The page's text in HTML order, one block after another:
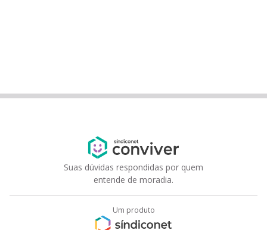
Suas dúvidas respondidas por quem
entende de moradia.
Um produto